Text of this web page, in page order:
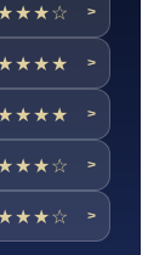
>
>
>
>
>